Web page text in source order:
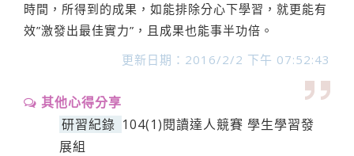
時間，所得到的成果，如能排除分心下學習，就更能有
效”激發出最佳實力”，且成果也能事半功倍。
更新日期：2016/2/2 下午 07:52:43
其他心得分享
研習紀錄 104(1)閱讀達人競賽 學生學習發
展組